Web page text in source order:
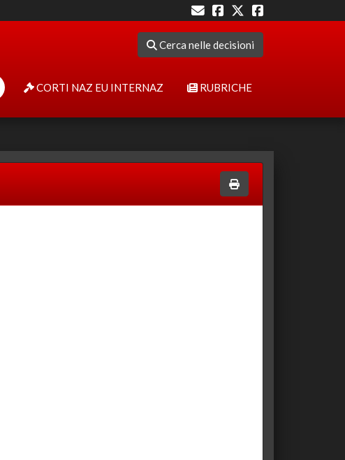
Cerca nelle decisioni
CORTI NAZ EU INTERNAZ RUBRICHE